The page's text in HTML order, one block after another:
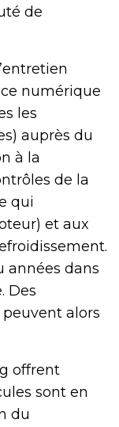
de
numérique
les
auprès du
à la
de la
qui
et aux
années dans
Des
alors
offrent
sont en
du